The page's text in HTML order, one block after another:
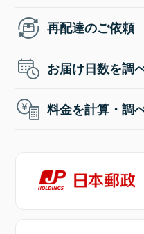
再配達のご依頼
お届け日数を調
料金を計算・調